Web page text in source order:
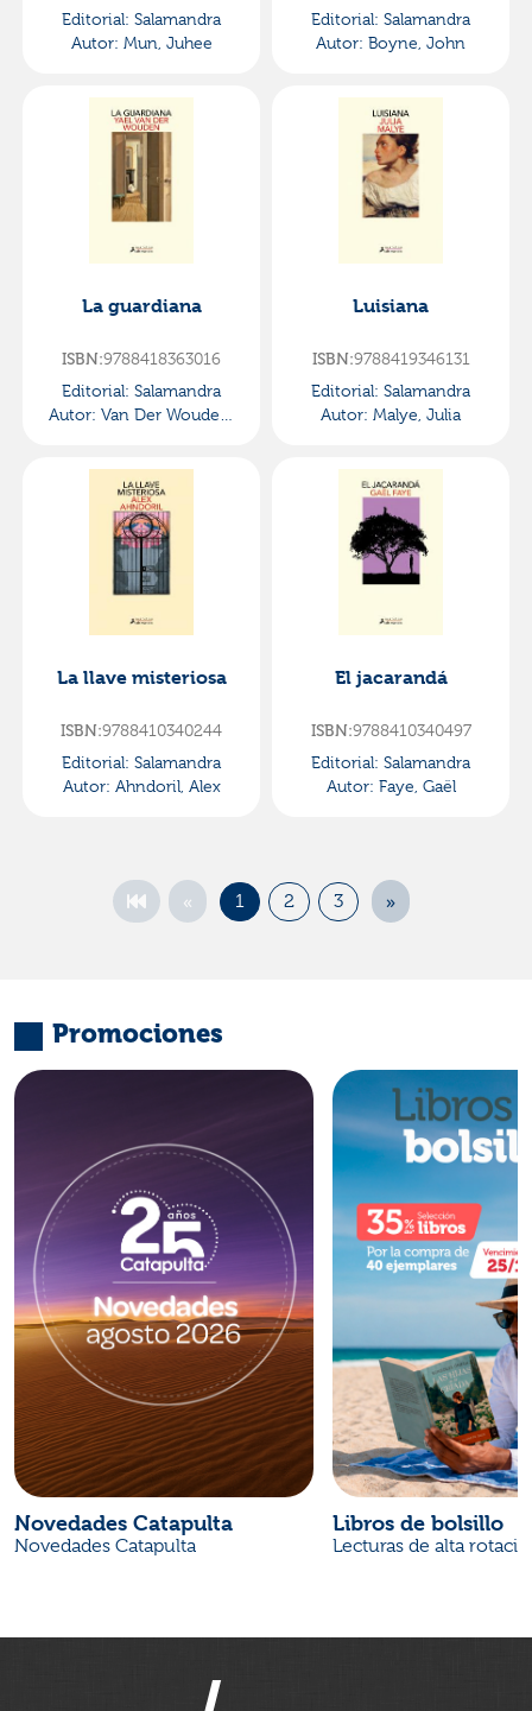
Editorial: Salamandra
Autor: Mun, Juhee
Editorial: Salamandra
Autor: Boyne, John
La guardiana
ISBN:9788418363016
Editorial: Salamandra
Autor: Van Der Wouden,
Luisiana
ISBN:9788419346131
Editorial: Salamandra
Autor: Malye, Julia
La llave misteriosa
ISBN:9788410340244
Editorial: Salamandra
Autor: Ahndoril, Alex
El jacarandá
ISBN:9788410340497
Editorial: Salamandra
Autor: Faye, Gaël
« 1 2 3 »
Promociones
Novedades Catapulta
Novedades Catapulta
Libros de bolsillo
Lecturas de alta